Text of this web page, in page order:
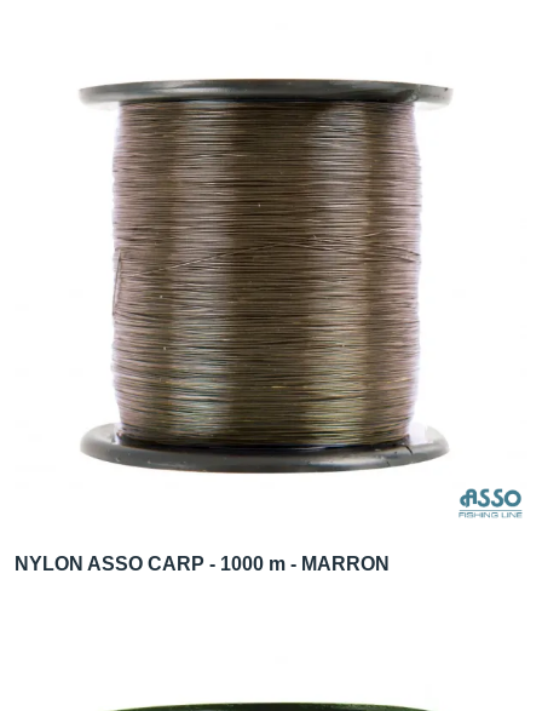
NYLON ASSO CARP - 1000 m - MARRON